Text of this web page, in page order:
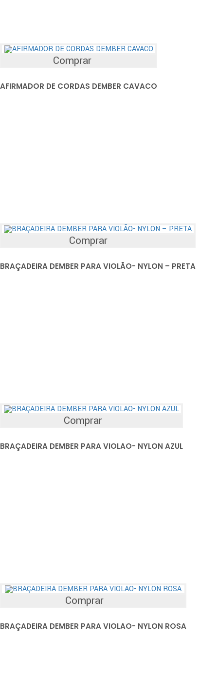
Comprar
AFIRMADOR DE CORDAS DEMBER CAVACO
Comprar
BRAÇADEIRA DEMBER PARA VIOLÃO- NYLON – PRETA
Comprar
BRAÇADEIRA DEMBER PARA VIOLAO- NYLON AZUL
Comprar
BRAÇADEIRA DEMBER PARA VIOLAO- NYLON ROSA